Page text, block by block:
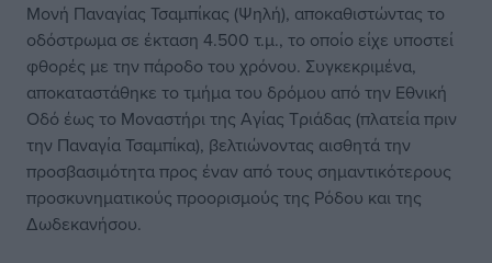
Μονή Παναγίας Τσαμπίκας (Ψηλή), αποκαθιστώντας το
οδόστρωμα σε έκταση 4.500 τ.μ., το οποίο είχε υποστεί
φθορές με την πάροδο του χρόνου. Συγκεκριμένα,
αποκαταστάθηκε το τμήμα του δρόμου από την Εθνική
Οδό έως το Μοναστήρι της Αγίας Τριάδας (πλατεία πριν
την Παναγία Τσαμπίκα), βελτιώνοντας αισθητά την
προσβασιμότητα προς έναν από τους σημαντικότερους
προσκυνηματικούς προορισμούς της Ρόδου και της
Δωδεκανήσου.